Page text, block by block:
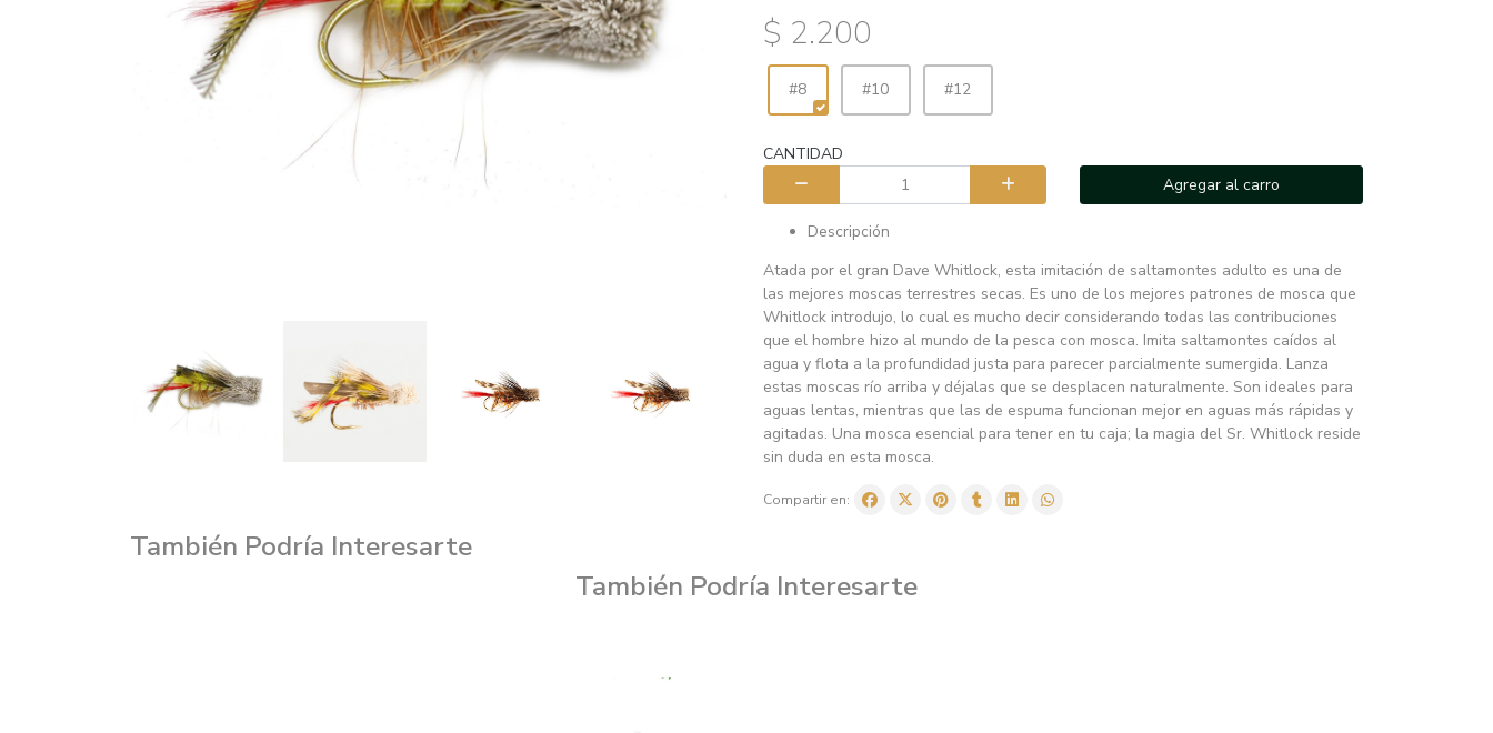
$ 2.200
#8 #10 #12
CANTIDAD
Agregar al carro
Descripción
Atada por el gran Dave Whitlock, esta imitación de saltamontes adulto es una de
las mejores moscas terrestres secas. Es uno de los mejores patrones de mosca que
Whitlock introdujo, lo cual es mucho decir considerando todas las contribuciones
que el hombre hizo al mundo de la pesca con mosca. Imita saltamontes caídos al
agua y flota a la profundidad justa para parecer parcialmente sumergida. Lanza
estas moscas río arriba y déjalas que se desplacen naturalmente. Son ideales para
aguas lentas, mientras que las de espuma funcionan mejor en aguas más rápidas y
agitadas. Una mosca esencial para tener en tu caja; la magia del Sr. Whitlock reside
sin duda en esta mosca.
Compartir en:
También Podría Interesarte
También Podría Interesarte